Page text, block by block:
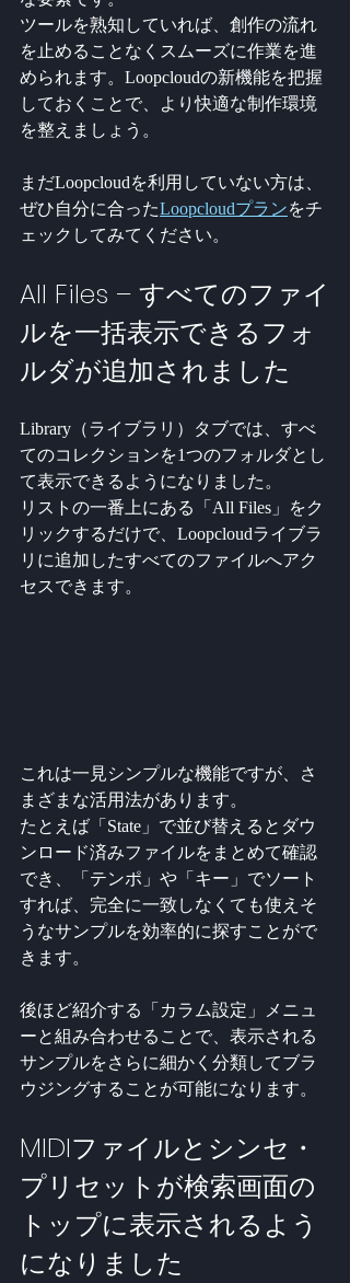
ツールを熟知していれば、創作の流れ
を止めることなくスムーズに作業を進
められます。Loopcloudの新機能を把握
しておくことで、より快適な制作環境
を整えましょう。
まだLoopcloudを利用していない方は、
ぜひ自分に合ったLoopcloudプランをチ
ェックしてみてください。
All Files – すべてのファイ
ルを一括表示できるフォ
ルダが追加されました
Library（ライブラリ）タブでは、すべ
てのコレクションを1つのフォルダとし
て表示できるようになりました。
リストの一番上にある「All Files」をク
リックするだけで、Loopcloudライブラ
リに追加したすべてのファイルへアク
セスできます。
これは一見シンプルな機能ですが、さ
まざまな活用法があります。
たとえば「State」で並び替えるとダウ
ンロード済みファイルをまとめて確認
でき、「テンポ」や「キー」でソート
すれば、完全に一致しなくても使えそ
うなサンプルを効率的に探すことがで
きます。
後ほど紹介する「カラム設定」メニュ
ーと組み合わせることで、表示される
サンプルをさらに細かく分類してブラ
ウジングすることが可能になります。
MIDIファイルとシンセ・
プリセットが検索画面の
トップに表示されるよう
になりました